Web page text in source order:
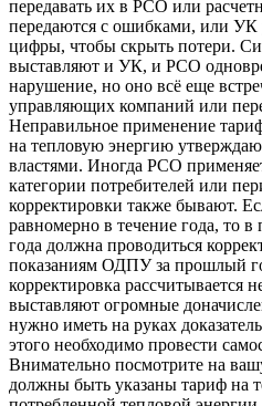
передавать их в РСО или
передаются с ошибками, или
цифры, чтобы скрыть потери.
выставляют и УК, и РСО
нарушение, но оно всё еще
управляющих компаний или
Неправильное применение
на тепловую энергию
властями. Иногда РСО
категории потребителей или
корректировки также бывают.
равномерно в течение года, то
года должна проводиться
показаниям ОДПУ за прошлый
корректировка рассчитывается
выставляют огромные
нужно иметь на руках
этого необходимо провести
Внимательно посмотрите на
должны быть указаны тариф на